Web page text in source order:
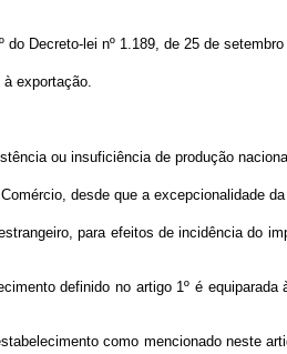
Decreto-lei nº 1.189, de 25 de
exportação.
ou insuficiência de produção
desde que a excepcionalidade
para efeitos de incidência do
definido no artigo 1º é
como mencionado neste